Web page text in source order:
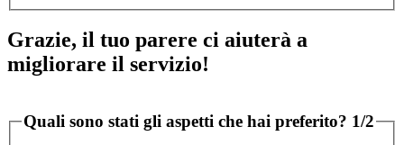
Grazie, il tuo parere ci aiuterà a
migliorare il servizio!
Quali sono stati gli aspetti che hai preferito? 1/2